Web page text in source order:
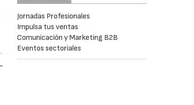
Jornadas Profesionales
Impulsa tus ventas
Comunicación y Marketing B2B
Eventos sectoriales